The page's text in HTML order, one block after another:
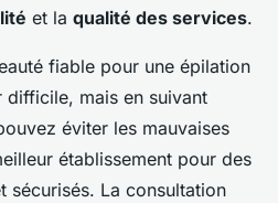
et la qualité des services.
fiable pour une épilation
difficile, mais en suivant
éviter les mauvaises
établissement pour des
sécurisés. La consultation